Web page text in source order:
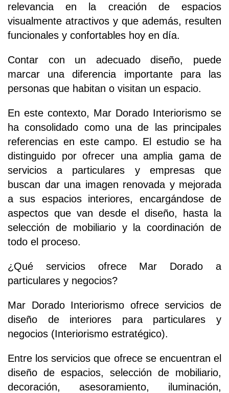
relevancia en la creación de espacios
visualmente atractivos y que además, resulten
funcionales y confortables hoy en día.
Contar con un adecuado diseño, puede
marcar una diferencia importante para las
personas que habitan o visitan un espacio.
En este contexto, Mar Dorado Interiorismo se
ha consolidado como una de las principales
referencias en este campo. El estudio se ha
distinguido por ofrecer una amplia gama de
servicios a particulares y empresas que
buscan dar una imagen renovada y mejorada
a sus espacios interiores, encargándose de
aspectos que van desde el diseño, hasta la
selección de mobiliario y la coordinación de
todo el proceso.
¿Qué servicios ofrece Mar Dorado a
particulares y negocios?
Mar Dorado Interiorismo ofrece servicios de
diseño de interiores para particulares y
negocios (Interiorismo estratégico).
Entre los servicios que ofrece se encuentran el
diseño de espacios, selección de mobiliario,
decoración, asesoramiento, iluminación,